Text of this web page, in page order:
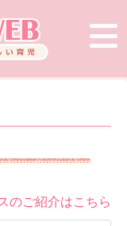
のご紹介はこちら